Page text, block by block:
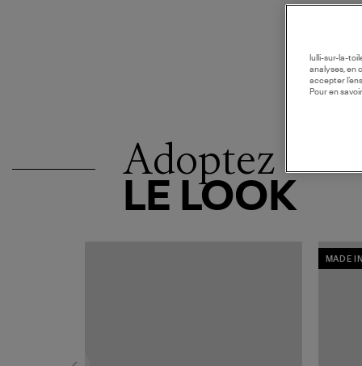
Adoptez
LE LOOK
MADE
lulli-sur-la-
analyses, en
accepter
Pour en